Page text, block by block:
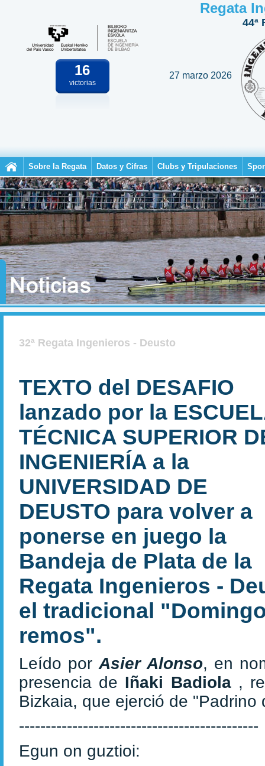
16
victorias
Regata
44ª
27 marzo 2026
Sobre la Regata Datos y Cifras Clubs y Tripulaciones
32ª Regata Ingenieros - Deusto
TEXTO del DESAFIO
lanzado por la
TÉCNICA SUPERIOR
INGENIERÍA a la
UNIVERSIDAD DE
DEUSTO para volver a
ponerse en juego la
Bandeja de Plata de la
Regata Ingenieros -
el tradicional
remos".
Leído porAsier Alonso, en
presencia de Iñaki Badiola ,
Bizkaia, que ejerció de
---------------------------------------------
Egun on guztioi: